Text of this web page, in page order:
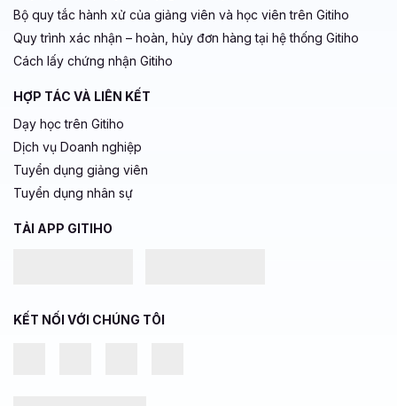
Bộ quy tắc hành xử của giảng viên và học viên trên Gitiho
Quy trình xác nhận – hoàn, hủy đơn hàng tại hệ thống Gitiho
Cách lấy chứng nhận Gitiho
HỢP TÁC VÀ LIÊN KẾT
Dạy học trên Gitiho
Dịch vụ Doanh nghiệp
Tuyển dụng giảng viên
Tuyển dụng nhân sự
TẢI APP GITIHO
KẾT NỐI VỚI CHÚNG TÔI